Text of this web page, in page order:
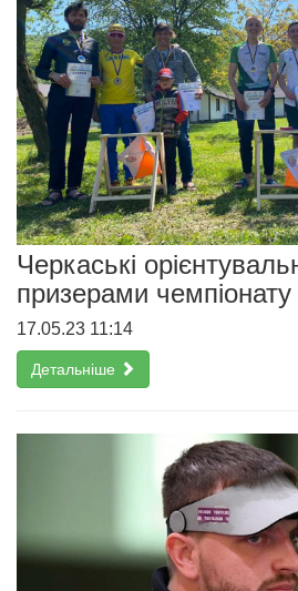
Черкаські
призерами чемпіонату
17.05.23 11:14
Детальніше